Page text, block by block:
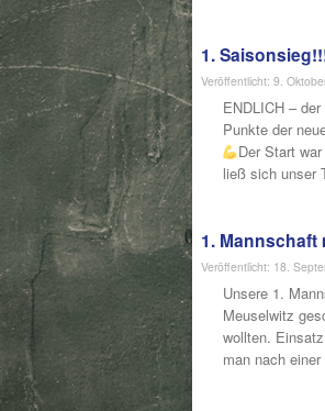
1.
Veröffentlicht: 9.
ENDLICH –
Punkte der
Der Start
ließ sich unser
1. Mannschaft
Veröffentlicht: 18.
Unsere 1.
Meuselwitz
wollten.
man nach